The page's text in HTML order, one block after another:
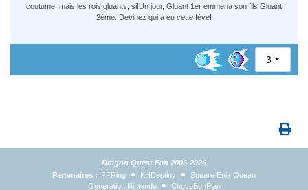
coutume, mais les rois gluants, si!Un jour, Gluant 1er emmena son fils Gluant
2ème. Devinez qui a eu cette fève!
3
Dragon Quest Fan 2006-2026
Partenaires : FFRing KHDestiny
Square Enix Ocean
Generation Nintendo
ChocoBonPlan